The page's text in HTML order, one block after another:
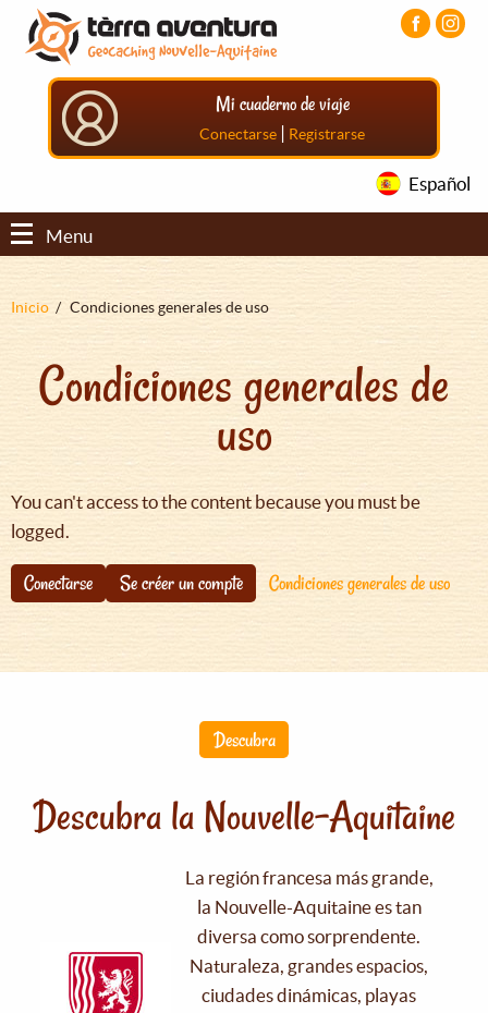
Pasar
contenido
principal
Pasar
menú
principal
Pasar
principal
Mi cuaderno de viaje
Conectarse | Registrarse
Español
Menu
Sobrescribir
ayuda
navegación
Inicio Condiciones generales de uso
Condiciones generales de
uso
You can't access to the content because you must be
logged.
Conectarse Se créer un compte Condiciones generales de uso
Descubra
Descubra la Nouvelle-Aquitaine
La región francesa más grande,
la Nouvelle-Aquitaine es tan
diversa como sorprendente.
Naturaleza, grandes espacios,
ciudades dinámicas, playas